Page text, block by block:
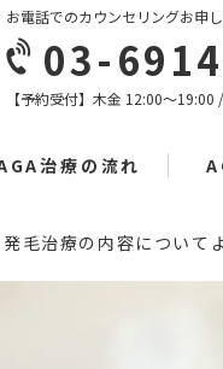
お電話でのカウンセリングお申
03-
【予約受付】木金 12:00〜
治療の流れ
発毛治療の内容について